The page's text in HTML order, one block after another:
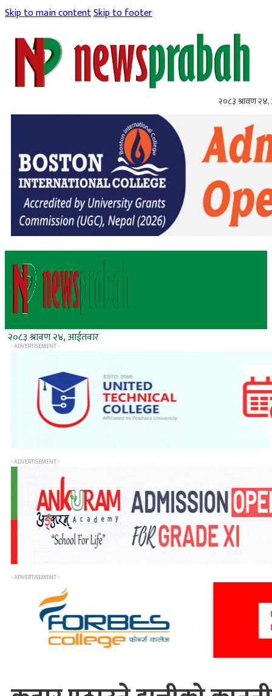
Skip to main contentSkip to footer
२०८३ श्रावण
२०८३ श्रावण २४, आईतवार
- ADVERTISEMENT -
- ADVERTISEMENT -
- ADVERTISEMENT -